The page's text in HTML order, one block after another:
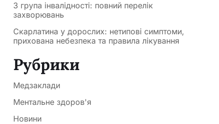
3 група інвалідності: повний перелік
захворювань
Скарлатина у дорослих: нетипові симптоми,
прихована небезпека та правила лікування
Рубрики
Медзаклади
Ментальне здоров'я
Новини